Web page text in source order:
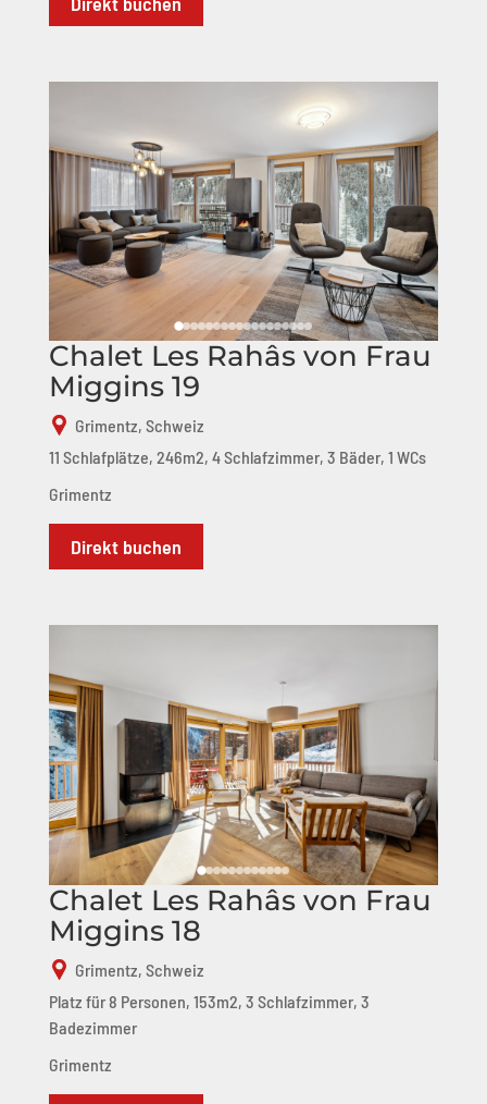
Chalet Les Rahâs von Frau
Miggins 19
Grimentz, Schweiz
11 Schlafplätze, 246m2, 4 Schlafzimmer, 3 Bäder, 1 WCs
Grimentz
Direkt buchen
Chalet Les Rahâs von Frau
Miggins 18
Grimentz, Schweiz
Platz für 8 Personen, 153m2, 3 Schlafzimmer, 3
Badezimmer
Grimentz